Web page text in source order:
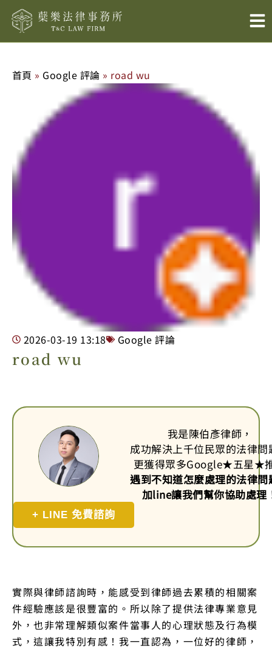
首頁 » Google 評論 » road wu
2026-03-19 13:18 Google 評論
road wu
我是陳伯彥律師，
成功解決上千位民眾的法律問
更獲得眾多Google★五星★
遇到不知道怎麼處理的法律問
加line讓我們幫你協助處理
+ LINE 免費諮詢
實際與律師諮詢時，能感受到律師過去累積的相關案
件經驗應該是很豐富的。所以除了提供法律專業意見
外，也非常理解類似案件當事人的心理狀態及行為模
式，這讓我特別有感！我一直認為，一位好的律師，